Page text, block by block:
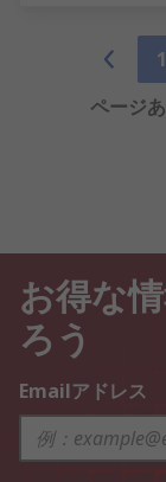
1
ページ
お得な
ろう
Emailアドレス